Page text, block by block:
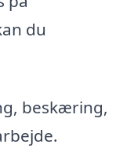
du
beskæring,